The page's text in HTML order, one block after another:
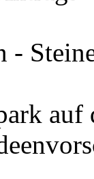
-
auf